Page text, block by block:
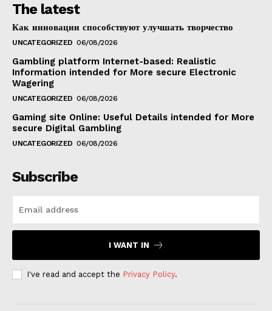
The latest
Как инновации способствуют улучшать творчество
UNCATEGORIZED 06/08/2026
Gambling platform Internet-based: Realistic
Information intended for More secure Electronic
Wagering
UNCATEGORIZED 06/08/2026
Gaming site Online: Useful Details intended for More
secure Digital Gambling
UNCATEGORIZED 06/08/2026
Subscribe
I WANT IN
I've read and accept the Privacy Policy.